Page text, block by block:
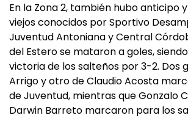
En la Zona 2, también hubo anticipo
viejos conocidos por Sportivo
Juventud Antoniana y Central
del Estero se mataron a goles,
victoria de los salteños por 3-2. Dos
Arrigo y otro de Claudio Acosta
de Juventud, mientras que Gonzalo
Darwin Barreto marcaron para los